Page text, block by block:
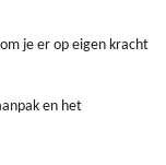
je er op eigen kracht
en het